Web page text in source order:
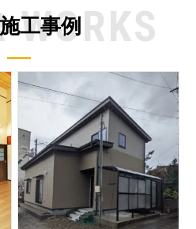
WORKS
工事例